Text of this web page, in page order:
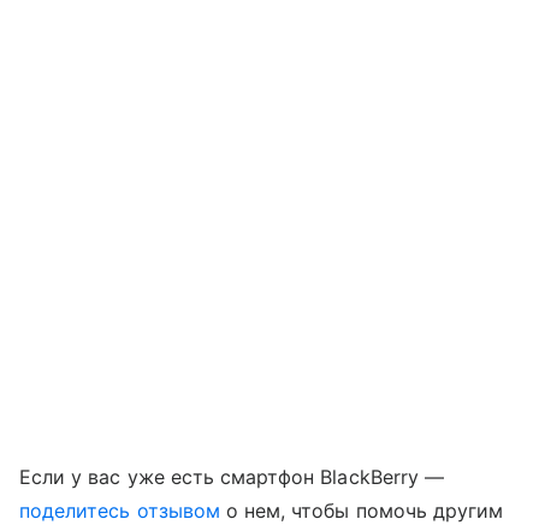
Если у вас уже есть смартфон BlackBerry —
поделитесь отзывом о нем, чтобы помочь другим